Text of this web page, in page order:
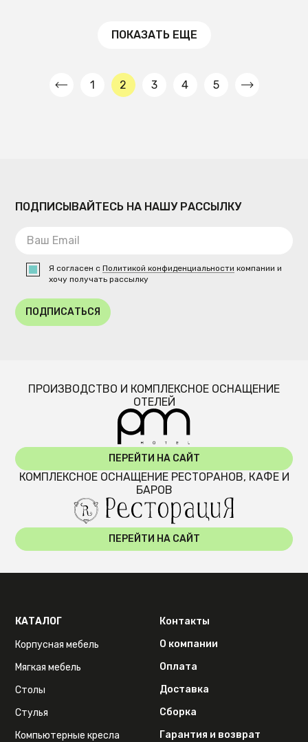
ПОКАЗАТЬ ЕЩЕ
1 2 3 4 5
ПОДПИСЫВАЙТЕСЬ НА НАШУ РАССЫЛКУ
Я согласен сПолитикой конфиденциальности компании и
хочу получать рассылку
ПОДПИСАТЬСЯ
ПРОИЗВОДСТВО И КОМПЛЕКСНОЕ ОСНАЩЕНИЕ
ОТЕЛЕЙ
ПЕРЕЙТИ НА САЙТ
КОМПЛЕКСНОЕ ОСНАЩЕНИЕ РЕСТОРАНОВ, КАФЕ И
БАРОВ
ПЕРЕЙТИ НА САЙТ
КАТАЛОГ
Корпусная мебель
Мягкая мебель
Столы
Стулья
Компьютерные кресла
Контакты
О компании
Оплата
Доставка
Сборка
Гарантия и возврат